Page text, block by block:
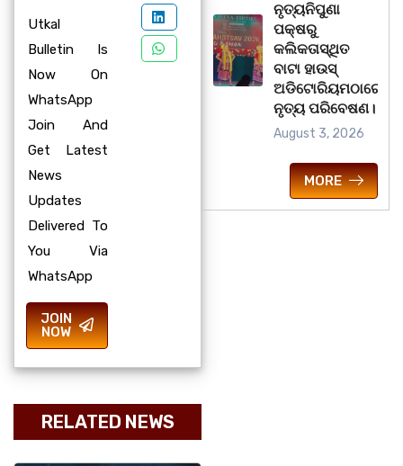
Utkal
Bulletin Is
Now On
WhatsApp
Join And
Get Latest
News
Updates
Delivered To
You Via
WhatsApp
JOIN
NOW
RELATED NEWS
ନୃତ୍ୟନିପୁଣା
ପକ୍ଷରୁ
କଲିକତାସ୍ଥିତ
ବାଟା ହାଉସ୍
ଅଡିଟୋରିୟମଠାରେ
ନୃତ୍ୟ ପରିବେଷଣ।
August 3, 2026
MORE